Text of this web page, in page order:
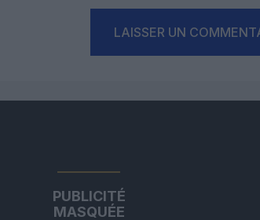
LAISSER UN
PUBLICITÉ
MASQUÉE